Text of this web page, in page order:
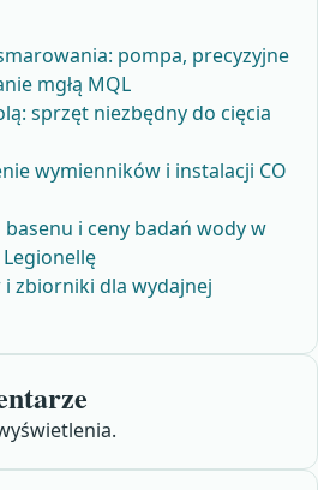
pompa, precyzyjne
mgłą MQL
sprzęt niezbędny do cięcia
wymienników i instalacji CO
i ceny badań wody w
i zbiorniki dla wydajnej